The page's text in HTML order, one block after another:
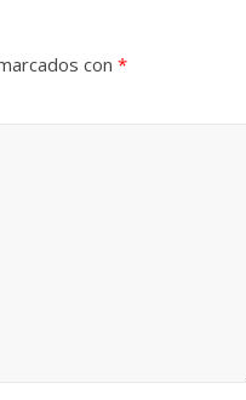
con *